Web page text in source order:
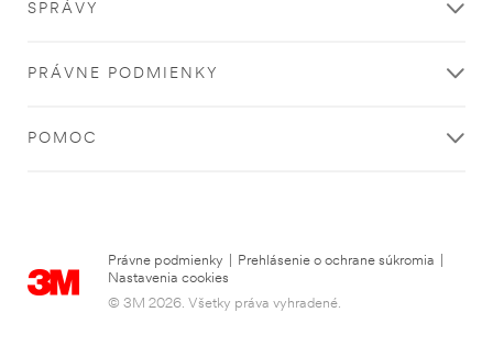
SPRÁVY
PRÁVNE PODMIENKY
POMOC
Právne podmienky Prehlásenie o ochrane súkromia
Nastavenia cookies
© 3M 2026. Všetky práva vyhradené.